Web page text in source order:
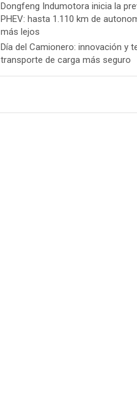
Dongfeng Indumotora inicia la
PHEV: hasta 1.110 km de
más lejos
Día del Camionero: innovación y
transporte de carga más seguro